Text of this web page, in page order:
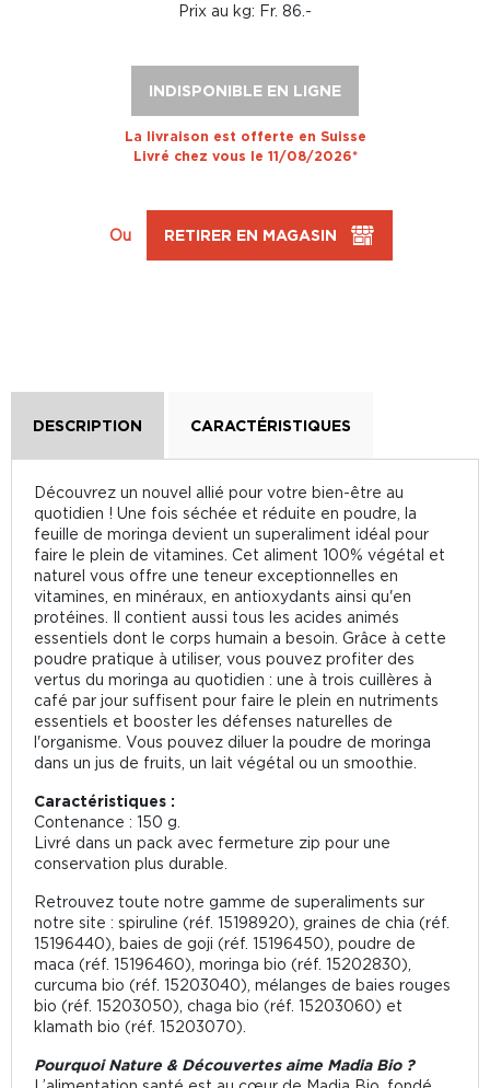
Prix au kg: Fr. 86.-
INDISPONIBLE EN LIGNE
La livraison est offerte en Suisse
Livré chez vous le 11/08/2026*
Ou RETIRER EN MAGASIN
DESCRIPTION CARACTÉRISTIQUES
Découvrez un nouvel allié pour votre bien-être au
quotidien ! Une fois séchée et réduite en poudre, la
feuille de moringa devient un superaliment idéal pour
faire le plein de vitamines. Cet aliment 100% végétal et
naturel vous offre une teneur exceptionnelles en
vitamines, en minéraux, en antioxydants ainsi qu'en
protéines. Il contient aussi tous les acides animés
essentiels dont le corps humain a besoin. Grâce à cette
poudre pratique à utiliser, vous pouvez profiter des
vertus du moringa au quotidien : une à trois cuillères à
café par jour suffisent pour faire le plein en nutriments
essentiels et booster les défenses naturelles de
l'organisme. Vous pouvez diluer la poudre de moringa
dans un jus de fruits, un lait végétal ou un smoothie.
Caractéristiques :
Contenance : 150 g.
Livré dans un pack avec fermeture zip pour une
conservation plus durable.
Retrouvez toute notre gamme de superaliments sur
notre site : spiruline (réf. 15198920), graines de chia (réf.
15196440), baies de goji (réf. 15196450), poudre de
maca (réf. 15196460), moringa bio (réf. 15202830),
curcuma bio (réf. 15203040), mélanges de baies rouges
bio (réf. 15203050), chaga bio (réf. 15203060) et
klamath bio (réf. 15203070).
Pourquoi Nature & Découvertes aime Madia Bio ?